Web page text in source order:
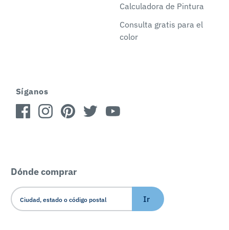
Calculadora de Pintura
Consulta gratis para el
color
Síganos
Dónde comprar
Ir